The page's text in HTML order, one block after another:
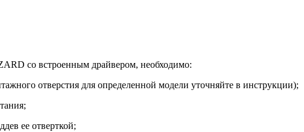
со встроенным драйвером, необходимо:
отверстия для определенной модели уточняйте в инструкции);
ее отверткой;